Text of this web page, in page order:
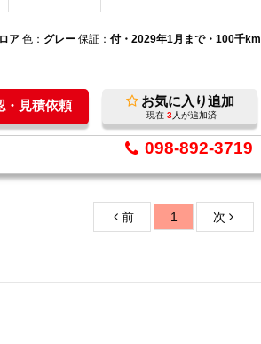
ア 色： グレー 保証： 付・2029年1月まで・100千km
見積依頼 お気に入り追加
現在 3人が追加済
098-892-3719
前 1 次